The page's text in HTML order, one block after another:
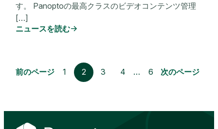
す。 Panoptoの最高クラスのビデオコンテンツ管理
[…]
ニュースを読む
前のページ 1 2 3 4 … 6 次のページ